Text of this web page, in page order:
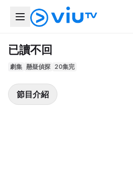
已讀不回
劇集 懸疑偵探 20集完
節目介紹